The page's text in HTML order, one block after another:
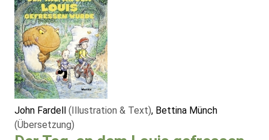
John Fardell (Illustration & Text), Bettina Münch
(Übersetzung)